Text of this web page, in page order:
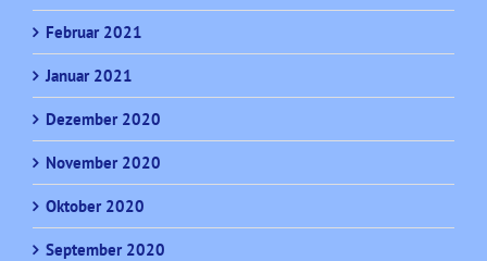
Februar 2021
Januar 2021
Dezember 2020
November 2020
Oktober 2020
September 2020